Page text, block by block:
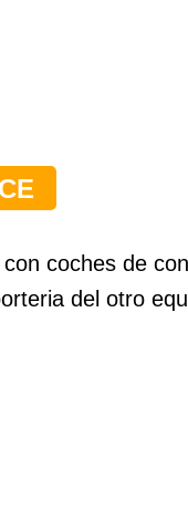
coches de
del otro